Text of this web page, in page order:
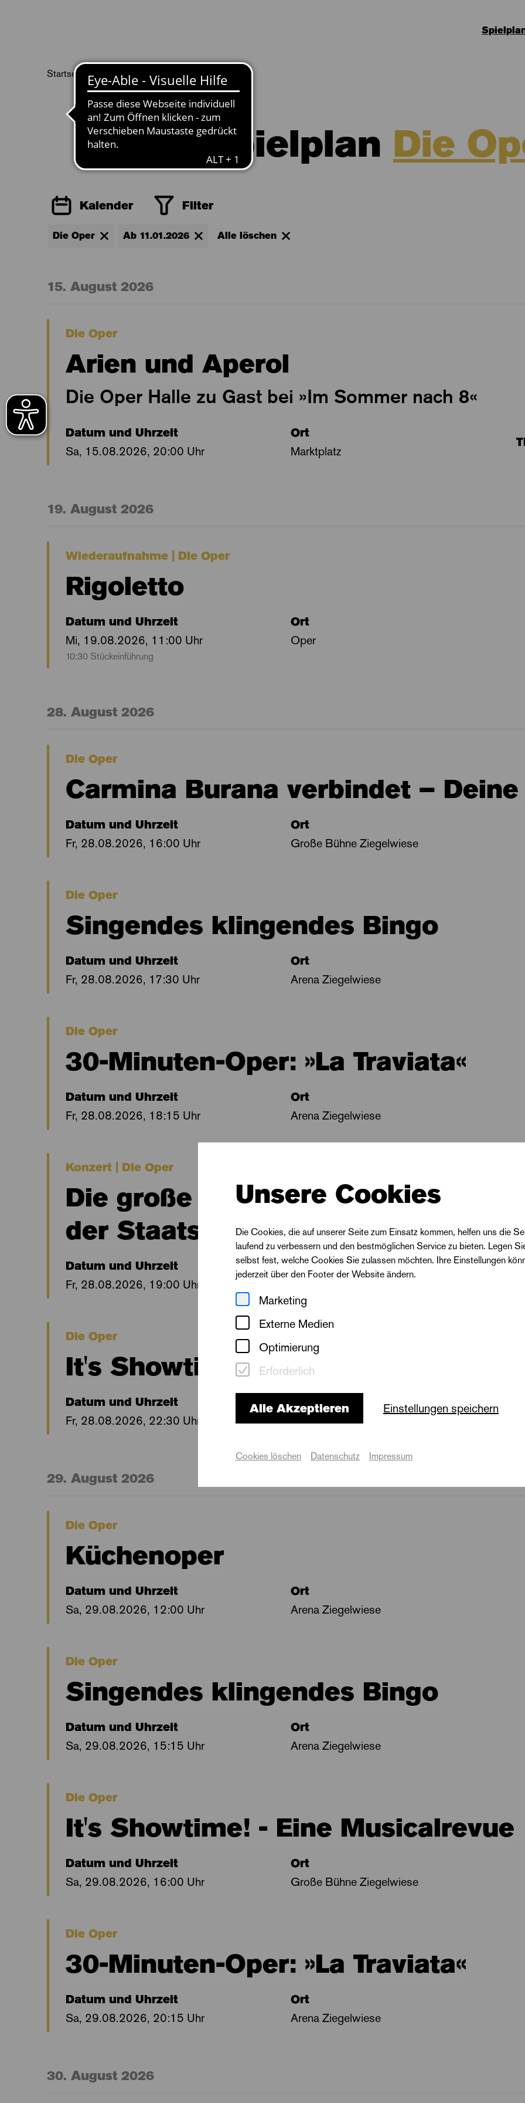
Startseite Aktuelle Seite:
Spielplan
Spielplan Die
Kalender Filter
Die Oper Ab 11.01.2026 Alle löschen
15. August 2026
Die Oper
Arien und Aperol
Die Oper Halle zu Gast bei »Im Sommer nach 8«
Datum und Uhrzeit
Sa, 15.08.2026, 20:00 Uhr
Ort
Marktplatz
19. August 2026
Wiederaufnahme | Die Oper
Rigoletto
Datum und Uhrzeit
Mi, 19.08.2026, 11:00 Uhr
10:30 Stückeinführung
Ort
Oper
28. August 2026
Die Oper
Carmina Burana verbindet –
Datum und Uhrzeit
Fr, 28.08.2026, 16:00 Uhr
Ort
Große Bühne Ziegelwiese
Die Oper
Singendes klingendes Bingo
Datum und Uhrzeit
Fr, 28.08.2026, 17:30 Uhr
Ort
Arena Ziegelwiese
Die Oper
30-Minuten-Oper: »La Traviata«
Datum und Uhrzeit
Fr, 28.08.2026, 18:15 Uhr
Ort
Arena Ziegelwiese
Konzert | Die Oper
Die große Eröffnungsgala mit der
der Staatskapelle Halle
Datum und Uhrzeit
Fr, 28.08.2026, 19:00 Uhr
Ort
Die Oper
It's Showtime! - Eine Musicalrevue
Datum und Uhrzeit
Fr, 28.08.2026, 22:30 Uhr
Große Bühne Ziegelwiese
29. August 2026
Die Oper
Küchenoper
Datum und Uhrzeit
Sa, 29.08.2026, 12:00 Uhr
Ort
Arena Ziegelwiese
Die Oper
Singendes klingendes Bingo
Datum und Uhrzeit
Sa, 29.08.2026, 15:15 Uhr
Ort
Arena Ziegelwiese
Die Oper
It's Showtime! - Eine Musicalrevue
Datum und Uhrzeit
Sa, 29.08.2026, 16:00 Uhr
Ort
Große Bühne Ziegelwiese
Die Oper
30-Minuten-Oper: »La Traviata«
Datum und Uhrzeit
Sa, 29.08.2026, 20:15 Uhr
Ort
Arena Ziegelwiese
30. August 2026
Unsere Cookies
Die Cookies, die auf unserer Seite zum Einsatz kommen, helfen uns die
laufend zu verbessern und den bestmöglichen Service zu bieten. Legen
selbst fest, welche Cookies Sie zulassen möchten. Ihre Einstellungen
jederzeit über den Footer der Website ändern.
Marketing
Externe Medien
Optimierung
Erforderlich
Alle Akzeptieren Einstellungen speichern
Cookies löschen Datenschutz Impressum